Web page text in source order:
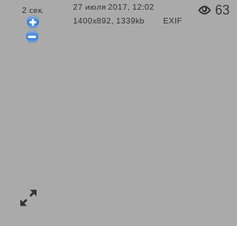
2 сек.
27 июля 2017, 12:02
1400x892, 1339kb
EXIF
63